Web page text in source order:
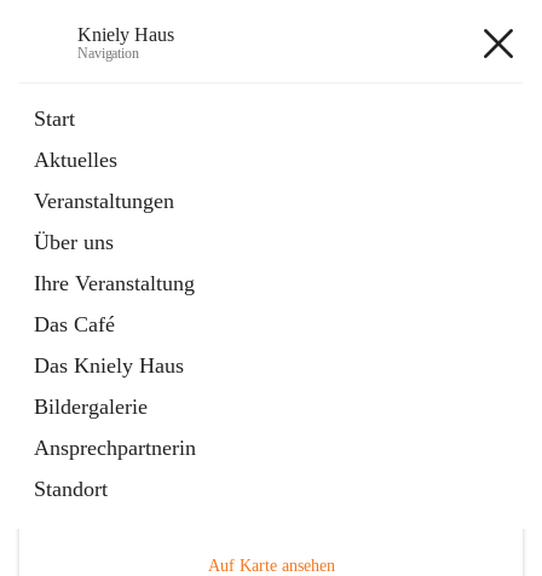
Kniely Haus
Navigation
Start
Aktuelles
Veranstaltungen
Über uns
Ihre Veranstaltung
Das Café
Das Kniely Haus
Bildergalerie
Ansprechpartnerin
Standort
Externe Webseite
in
Tab
Ö-Ticket
Externe Webseite
öffnet
in
neuem
Tab
Arnfelser Straße 10, 8463 Leutschach an der Weinstraße,
Auf Karte ansehen